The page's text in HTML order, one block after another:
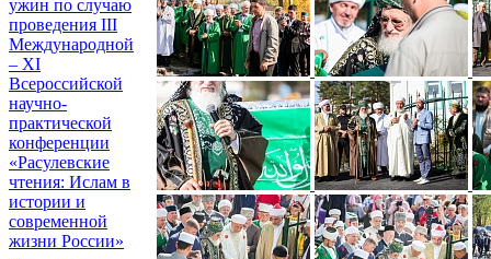
ужин по случаю
проведения III
Международной
– XI
Всероссийской
научно-
практической
конференции
«Расулевские
чтения: Ислам в
истории и
современной
жизни России»